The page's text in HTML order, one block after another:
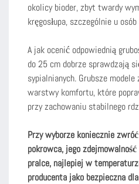
okolicy bioder, zbyt twardy
kręgosłupa, szczególnie u
A jak ocenić odpowiednią
do 25 cm dobrze sprawdzają
sypialnianych. Grubsze
warstwy komfortu, które
przy zachowaniu stabilnego
Przy wyborze koniecznie
pokrowca, jego
pralce, najlepiej w
producenta jako bezpieczna